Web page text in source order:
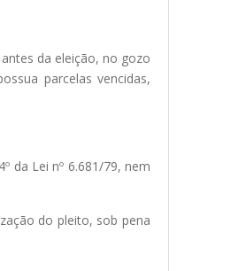
da eleição, no gozo
parcelas vencidas,
da Lei nº 6.681/79, nem
do pleito, sob pena